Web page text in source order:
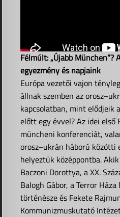
Félmúlt: „Újabb
egyezmény és napjaink
Európa vezetői vajon
állnak szemben az
kapcsolatban, mint elődjeik
előtt egy évvel? Az idei
müncheni konferenciát,
orosz–ukrán háború közötti
helyeztük középpontba.
Baczoni Dorottya, a XX.
Balogh Gábor, a Terror
történésze és Fekete
Kommunizmuskutató